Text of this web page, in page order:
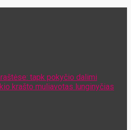
tapk pokyčio dalimi
krašto muliavotas lunginyčias